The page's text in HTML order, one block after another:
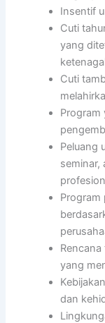
Insentif
Cuti
yang
Cuti
Program
Peluang
seminar,
Program
yang
dan